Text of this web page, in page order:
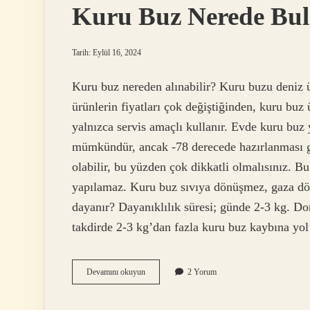
Kuru Buz Nerede
Tarih: Eylül 16, 2024
Kuru buz nereden alınabilir? Kuru buzu
ürünlerin fiyatları çok değiştiğinden, kuru
yalnızca servis amaçlı kullanır. Evde kuru
mümkündür, ancak -78 derecede
olabilir, bu yüzden çok dikkatli olmalısınız.
yapılamaz. Kuru buz sıvıya dönüşmez, gaza
dayanır? Dayanıklılık süresi; günde 2-3 kg.
takdirde 2-3 kg’dan fazla kuru buz kaybına
Devamını okuyunKuru
Buz
2 Yorum